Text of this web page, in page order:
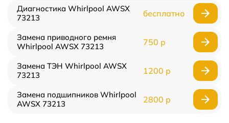
Диагностика Whirlpool AWSX
73213
бесплатно
Замена приводного ремня
Whirlpool AWSX 73213
750 р
Замена ТЭН Whirlpool AWSX
73213
1200 р
Замена подшипников Whirlpool
AWSX 73213
2800 р